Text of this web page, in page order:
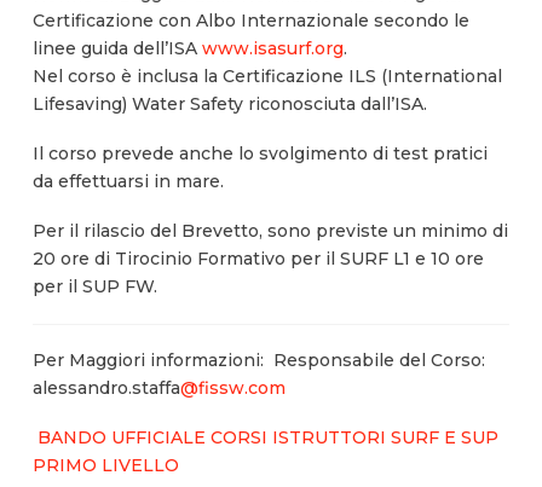
Certificazione con Albo Internazionale secondo le
linee guida dell’ISA www.isasurf.org.
Nel corso è inclusa la Certificazione ILS (International
Lifesaving) Water Safety riconosciuta dall’ISA.
Il corso prevede anche lo svolgimento di test pratici
da effettuarsi in mare.
Per il rilascio del Brevetto, sono previste un minimo di
20 ore di Tirocinio Formativo per il SURF L1 e 10 ore
per il SUP FW.
Per Maggiori informazioni: Responsabile del Corso:
alessandro.staffa@fissw.com
BANDO UFFICIALE CORSI ISTRUTTORI SURF E SUP
PRIMO LIVELLO